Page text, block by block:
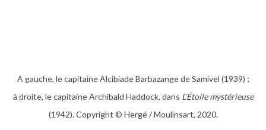
A gauche, le capitaine Alcibiade Barbazange de Samivel (1939) ;
à droite, le capitaine Archibald Haddock, dans L’Étoile mystérieuse
(1942). Copyright © Hergé / Moulinsart, 2020.